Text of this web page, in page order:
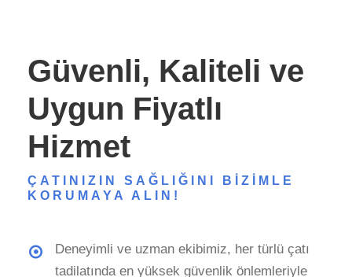
Güvenli, Kaliteli ve
Uygun Fiyatlı
Hizmet
ÇATINIZIN SAĞLIĞINI BIZIMLE
KORUMAYA ALIN!
Deneyimli ve uzman ekibimiz, her türlü çatı
tadilatında en yüksek güvenlik önlemleriyle